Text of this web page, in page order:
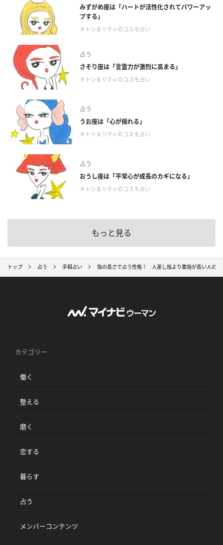
みずがめ座は「ハートが活性化されてパワーアッ
プする」
＃トシ＆リティのコスモ占い
占う
さそり座は「言霊力が激烈に高まる」
＃トシ＆リティのコスモ占い
占う
うお座は「心が揺れる」
＃トシ＆リティのコスモ占い
占う
おうし座は「平常心が成長のカギになる」
＃トシ＆リティのコスモ占い
もっと見る
トップ 占う 手相占い 指の長さで占う性格！ 人差し指より薬指が長い人の特
カテゴリー
働く
整える
磨く
恋する
暮らす
占う
メンバーコンテンツ